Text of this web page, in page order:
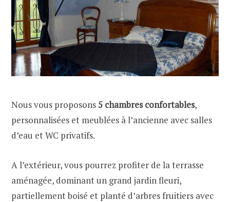
Nous vous proposons5 chambres confortables,
personnalisées et meublées à l’ancienne avec salles
d’eau et WC privatifs.
A l’extérieur, vous pourrez profiter de la terrasse
aménagée, dominant un grand jardin fleuri,
partiellement boisé et planté d’arbres fruitiers avec